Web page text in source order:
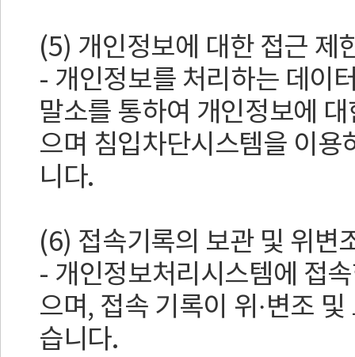
(5) 개인정보에 대한 접근 제
- 개인정보를 처리하는 데이
말소를 통하여 개인정보에
으며 침입차단시스템을 이
니다.
(6) 접속기록의 보관 및 위변
- 개인정보처리시스템에 접
으며, 접속 기록이 위·변조
습니다.